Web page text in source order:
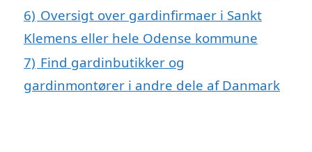
6) Oversigt over gardinfirmaer i Sankt
Klemens eller hele Odense kommune
7) Find gardinbutikker og
gardinmontører i andre dele af Danmark